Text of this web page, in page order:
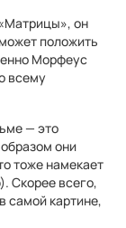
он
положить
Морфеус
всему
— это
они
тоже намекает
Скорее всего,
самой картине,